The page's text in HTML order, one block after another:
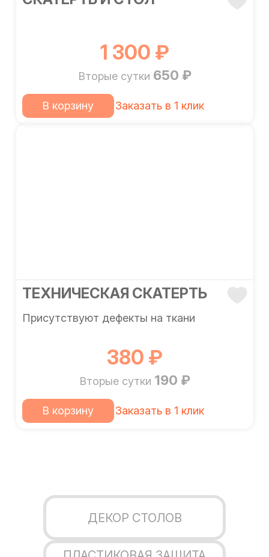
1 300 ₽
Вторые сутки 650 ₽
В корзину Заказать в 1 клик
ТЕХНИЧЕСКАЯ СКАТЕРТЬ
Присутствуют дефекты на ткани
380 ₽
Вторые сутки 190 ₽
В корзину Заказать в 1 клик
ДЕКОР СТОЛОВ